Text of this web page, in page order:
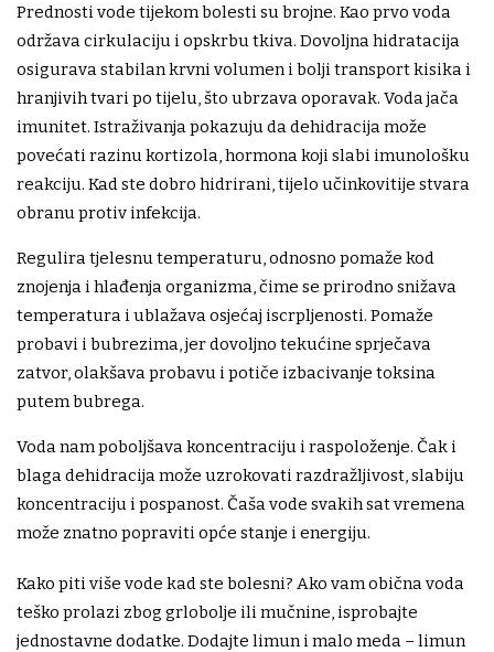
Prednosti vode tijekom bolesti su brojne. Kao prvo voda
održava cirkulaciju i opskrbu tkiva. Dovoljna hidratacija
osigurava stabilan krvni volumen i bolji transport kisika i
hranjivih tvari po tijelu, što ubrzava oporavak. Voda jača
imunitet. Istraživanja pokazuju da dehidracija može
povećati razinu kortizola, hormona koji slabi imunološku
reakciju. Kad ste dobro hidrirani, tijelo učinkovitije stvara
obranu protiv infekcija.
Regulira tjelesnu temperaturu, odnosno pomaže kod
znojenja i hlađenja organizma, čime se prirodno snižava
temperatura i ublažava osjećaj iscrpljenosti. Pomaže
probavi i bubrezima, jer dovoljno tekućine sprječava
zatvor, olakšava probavu i potiče izbacivanje toksina
putem bubrega.
Voda nam poboljšava koncentraciju i raspoloženje. Čak i
blaga dehidracija može uzrokovati razdražljivost, slabiju
koncentraciju i pospanost. Čaša vode svakih sat vremena
može znatno popraviti opće stanje i energiju.
Kako piti više vode kad ste bolesni? Ako vam obična voda
teško prolazi zbog grlobolje ili mučnine, isprobajte
jednostavne dodatke. Dodajte limun i malo meda – limun